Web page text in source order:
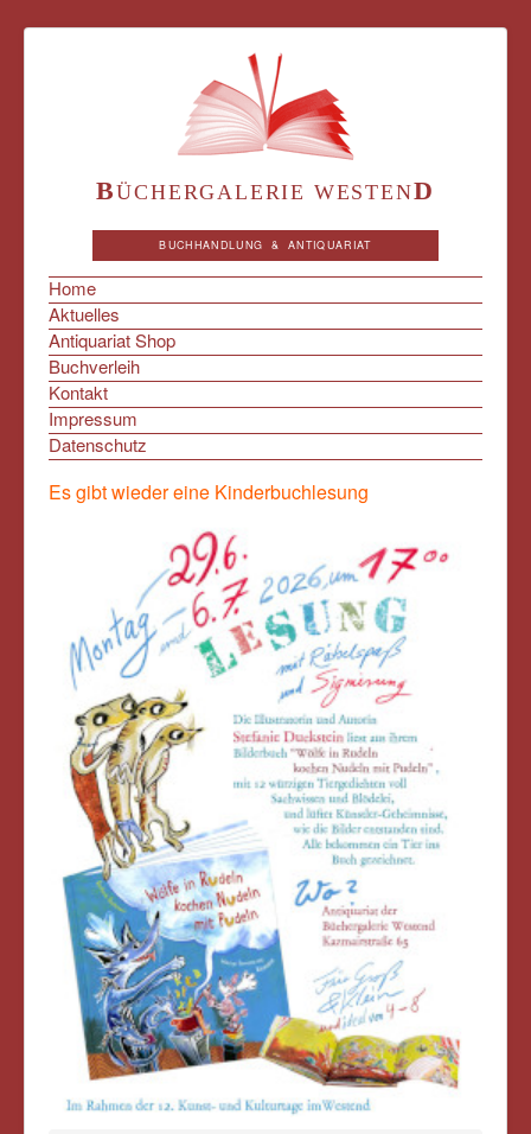
BÜCHERGALERIE WESTEND
BUCHHANDLUNG & ANTIQUARIAT
Home
Aktuelles
Antiquariat Shop
Buchverleih
Kontakt
Impressum
Datenschutz
Es gibt wieder eine Kinderbuchlesung